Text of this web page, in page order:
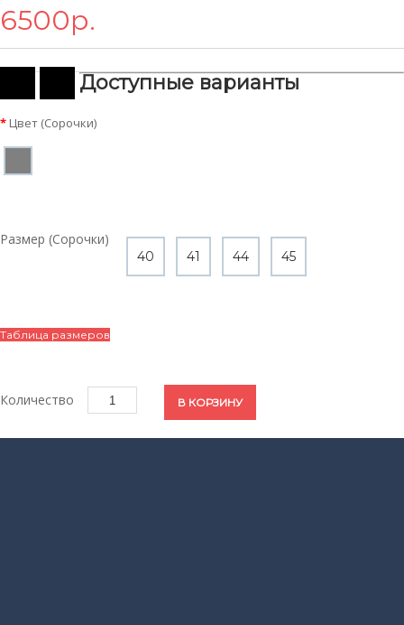
6500р.
Доступные варианты
Цвет (Сорочки)
Цвет
Размер (Сорочки)
40 41 44 45
(Сорочки)
Таблица размеров
Количество В КОРЗИНУ